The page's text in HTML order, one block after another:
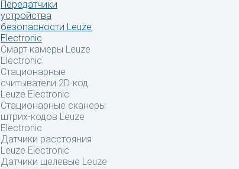
Передатчики
устройства
безопасности Leuze
Electronic
Смарт камеры Leuze
Electronic
Стационарные
считыватели 2D-код
Leuze Electronic
Стационарные сканеры
штрих-кодов Leuze
Electronic
Датчики расстояния
Leuze Electronic
Датчики щелевые Leuze